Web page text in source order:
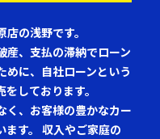
の浅野です。
産、支払の滞納でローン
めに、自社ローンという
しております。
く、お客様の豊かなカー
ます。 収入やご家庭の